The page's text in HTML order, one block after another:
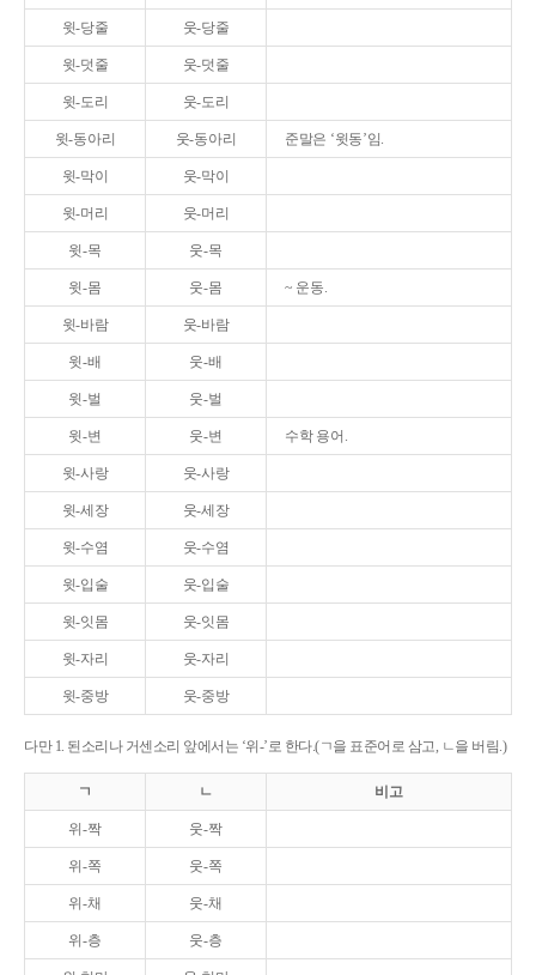
윗-당줄 웃-당줄
윗-덧줄 웃-덧줄
윗-도리 웃-도리
윗-동아리 웃-동아리 준말은 ‘윗동’임.
윗-막이 웃-막이
윗-머리 웃-머리
윗-목 웃-목
윗-몸 웃-몸 ~ 운동.
윗-바람 웃-바람
윗-배 웃-배
윗-벌 웃-벌
윗-변 웃-변 수학 용어.
윗-사랑 웃-사랑
윗-세장 웃-세장
윗-수염 웃-수염
윗-입술 웃-입술
윗-잇몸 웃-잇몸
윗-자리 웃-자리
윗-중방 웃-중방
다만 1. 된소리나 거센소리 앞에서는 ‘위-’로 한다.(ㄱ을 표준어로 삼고, ㄴ을 버림.)
ㄱ ㄴ 비고
위-짝 웃-짝
위-쪽 웃-쪽
위-채 웃-채
위-층 웃-층